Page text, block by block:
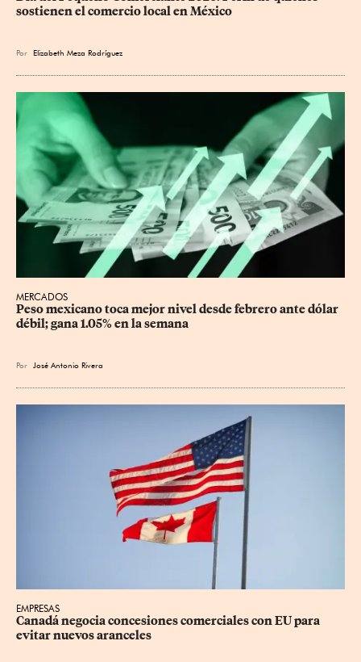
sostienen el comercio local en México
Por Elizabeth Meza Rodríguez
MERCADOS
Peso mexicano toca mejor nivel desde febrero ante dólar
débil; gana 1.05% en la semana
Por José Antonio Rivera
EMPRESAS
Canadá negocia concesiones comerciales con EU para
evitar nuevos aranceles